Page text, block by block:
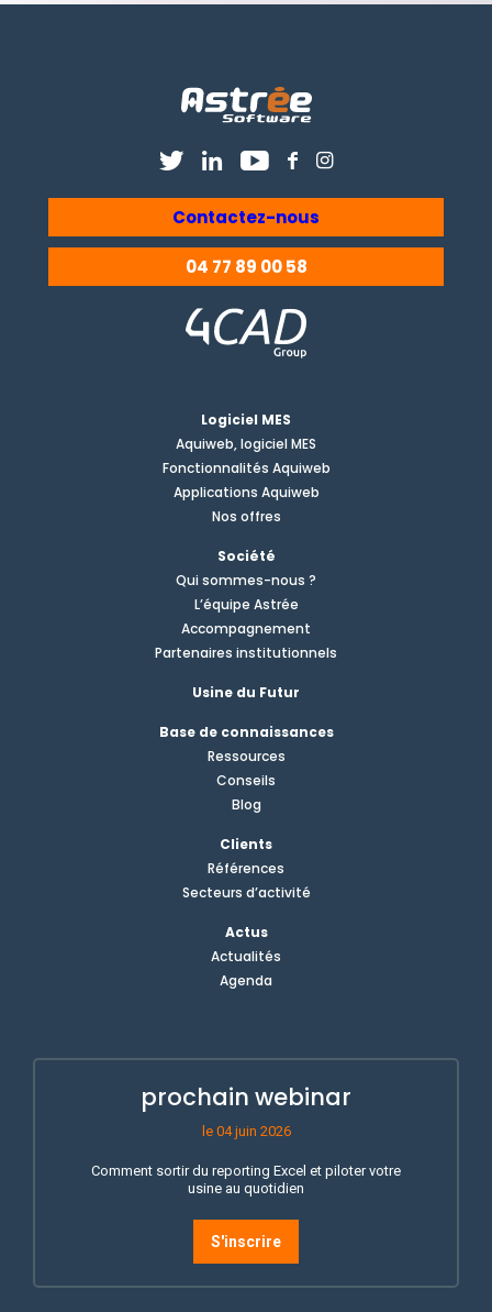
Contactez-nous
04 77 89 00 58
Logiciel MES
Aquiweb, logiciel MES
Fonctionnalités Aquiweb
Applications Aquiweb
Nos offres
Société
Qui sommes-nous ?
L’équipe Astrée
Accompagnement
Partenaires institutionnels
Usine du Futur
Base de connaissances
Ressources
Conseils
Blog
Clients
Références
Secteurs d’activité
Actus
Actualités
Agenda
prochain webinar
le 04 juin 2026
Comment sortir du reporting Excel et piloter votre
usine au quotidien
S'inscrire